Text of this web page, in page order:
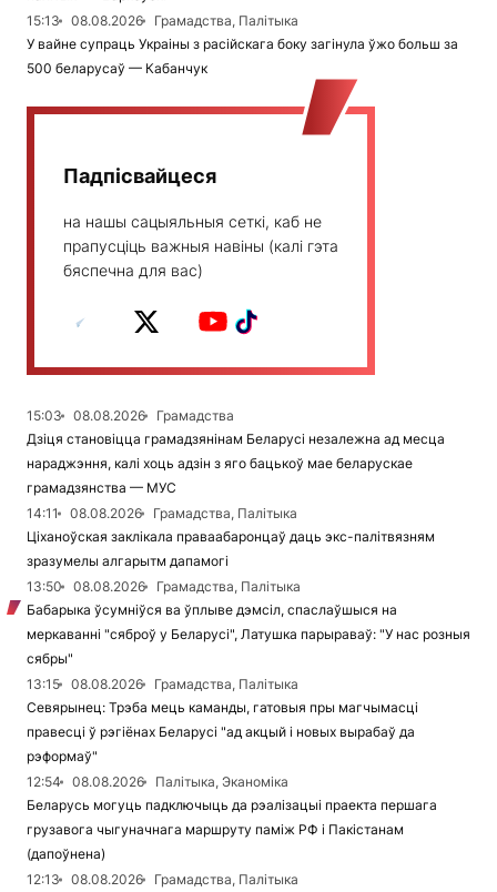
15:13
08.08.2026
Грамадства, Палітыка
У вайне супраць Украіны з расійскага боку загінула ўжо больш за
500 беларусаў — Кабанчук
Падпісвайцеся
на нашы сацыяльныя сеткі, каб не
прапусціць важныя навіны (калі гэта
бяспечна для вас)
15:03 08.08.2026
Грамадства
Дзіця становіцца грамадзянінам Беларусі незалежна ад месца
нараджэння, калі хоць адзін з яго бацькоў мае беларускае
грамадзянства — МУС
14:11
08.08.2026
Грамадства, Палітыка
Ціханоўская заклікала праваабаронцаў даць экс-палітвязням
зразумелы алгарытм дапамогі
13:50
08.08.2026
Грамадства, Палітыка
Бабарыка ўсумніўся ва ўплыве дэмсіл, спаслаўшыся на
меркаванні "сяброў у Беларусі", Латушка парыраваў: "У нас розныя
сябры"
13:15
08.08.2026
Грамадства, Палітыка
Севярынец: Трэба мець каманды, гатовыя пры магчымасці
правесці ў рэгіёнах Беларусі "ад акцый і новых вырабаў да
рэформаў"
12:54
08.08.2026
Палітыка, Эканоміка
Беларусь могуць падключыць да рэалізацыі праекта першага
грузавога чыгуначнага маршруту паміж РФ і Пакістанам
(дапоўнена)
12:13
08.08.2026
Грамадства, Палітыка